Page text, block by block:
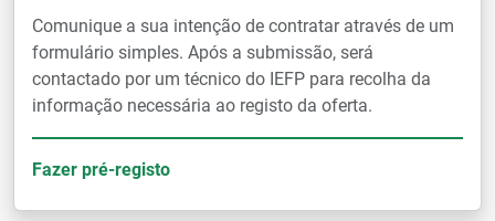
Comunique a sua intenção de contratar através de um
formulário simples. Após a submissão, será
contactado por um técnico do IEFP para recolha da
informação necessária ao registo da oferta.
Fazer pré-registo